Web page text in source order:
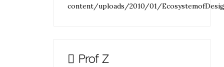
content/uploads/2010/01/
Prof Z